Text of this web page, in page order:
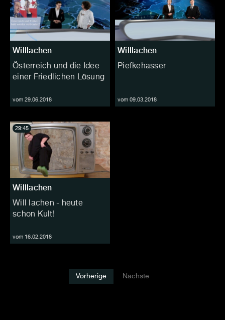
Willlachen
Österreich und die Idee
einer Friedlichen Lösung
vom 29.06.2018
Willlachen
Piefkehasser
vom 09.03.2018
Willlachen
Will lachen - heute
schon Kult!
vom 16.02.2018
29:45
Vorherige Nächste